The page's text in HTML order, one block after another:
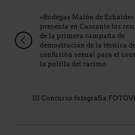
«Bodegas Malón de Echaide»
presenta en Cascante los
de la primera campaña de
demostración de la técnica
confusión sexual para el
la polilla del racimo
III Concurso fotografía